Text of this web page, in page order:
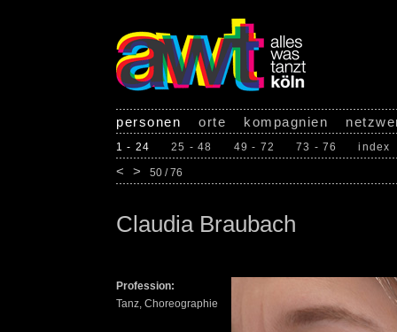
personen orte kompagnien
1 - 24 25 - 48 49 - 72 73 - 76 index
< > 50 / 76
Claudia Braubach
Profession:
Tanz, Choreographie